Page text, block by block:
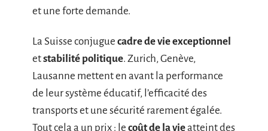
et une forte demande.
La Suisse conjugue cadre de vie exceptionnel
etstabilité politique. Zurich, Genève,
Lausanne mettent en avant la performance
de leur système éducatif, l’efficacité des
transports et une sécurité rarement égalée.
Tout cela a un prix : le coût de la vieatteint des